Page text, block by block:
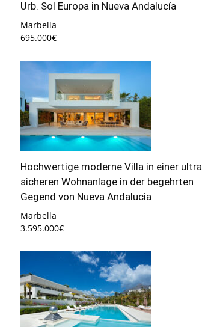
Urb. Sol Europa in Nueva Andalucía
Marbella
695.000€
Hochwertige moderne Villa in einer ultra
sicheren Wohnanlage in der begehrten
Gegend von Nueva Andalucia
Marbella
3.595.000€